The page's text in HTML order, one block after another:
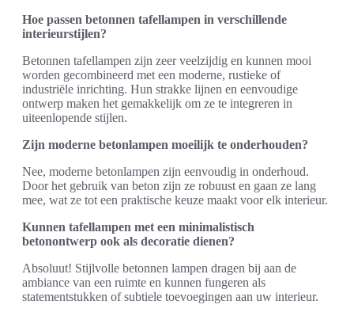
Hoe passen betonnen tafellampen in verschillende
interieurstijlen?
Betonnen tafellampen zijn zeer veelzijdig en kunnen mooi
worden gecombineerd met een moderne, rustieke of
industriële inrichting. Hun strakke lijnen en eenvoudige
ontwerp maken het gemakkelijk om ze te integreren in
uiteenlopende stijlen.
Zijn moderne betonlampen moeilijk te onderhouden?
Nee, moderne betonlampen zijn eenvoudig in onderhoud.
Door het gebruik van beton zijn ze robuust en gaan ze lang
mee, wat ze tot een praktische keuze maakt voor elk interieur.
Kunnen tafellampen met een minimalistisch
betonontwerp ook als decoratie dienen?
Absoluut! Stijlvolle betonnen lampen dragen bij aan de
ambiance van een ruimte en kunnen fungeren als
statementstukken of subtiele toevoegingen aan uw interieur.